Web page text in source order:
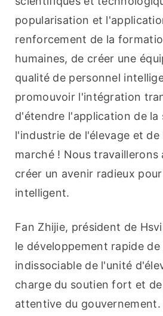
popularisation et
renforcement de la
humaines, de créer une
qualité de personnel
promouvoir l'intégration
d'étendre l'application de la
l'industrie de l'élevage et de
marché ! Nous travaillerons
créer un avenir radieux
intelligent.
Fan Zhijie, président de
le développement rapide
indissociable de l'unité
charge du soutien fort et
attentive du gouvernement.